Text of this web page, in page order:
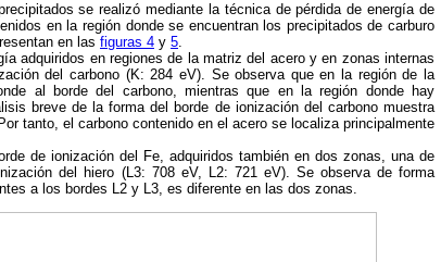
se realizó mediante la técnica de pérdida de energía de
en la región donde se encuentran los precipitados de carburo
en las figuras 4 y 5.
adquiridos en regiones de la matriz del acero y en zonas internas
del carbono (K: 284 eV). Se observa que en la región de la
al borde del carbono, mientras que en la región donde hay
breve de la forma del borde de ionización del carbono muestra
tanto, el carbono contenido en el acero se localiza principalmente
de ionización del Fe, adquiridos también en dos zonas, una de
del hiero (L3: 708 eV, L2: 721 eV). Se observa de forma
a los bordes L2 y L3, es diferente en las dos zonas.